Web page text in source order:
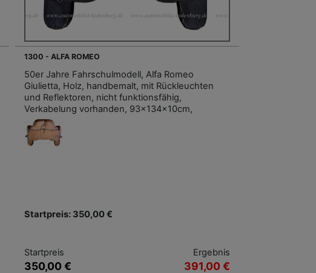
1300 - ALFA ROMEO
50er Jahre Fahrschulmodell, Alfa Romeo
Giulietta, Holz, handbemalt, mit Rückleuchten
und Reflektoren, nicht funktionsfähig,
Verkabelung vorhanden, 93x134x10cm,
Startpreis: 350,00 €
Startpreis
350,00 €
Ergebnis
391,00 €